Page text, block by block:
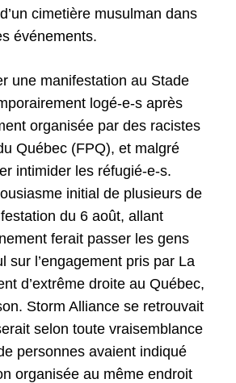
cimetière musulman dans
événements.
une manifestation au Stade
logé-e-s après
organisée par des racistes
Québec (FPQ), et malgré
intimider les réfugié-e-s.
initial de plusieurs de
du 6 août, allant
ferait passer les gens
sur l’engagement pris par La
d’extrême droite au Québec,
Storm Alliance se retrouvait
selon toute vraisemblance
personnes avaient indiqué
organisée au même endroit